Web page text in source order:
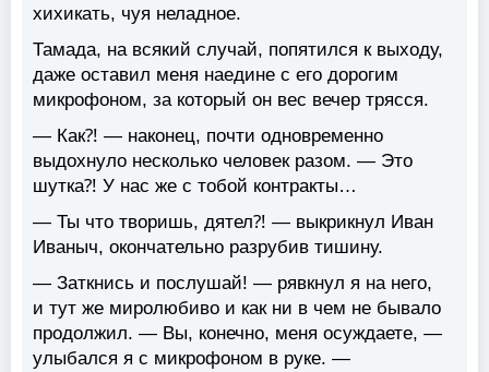
хихикать, чуя неладное.
Тамада, на всякий случай, попятился к выходу,
даже оставил меня наедине с его дорогим
микрофоном, за который он вес вечер трясся.
— Как⁈ — наконец, почти одновременно
выдохнуло несколько человек разом. — Это
шутка⁈ У нас же с тобой контракты…
— Ты что творишь, дятел⁈ — выкрикнул Иван
Иваныч, окончательно разрубив тишину.
— Заткнись и послушай! — рявкнул я на него,
и тут же миролюбиво и как ни в чем не бывало
продолжил. — Вы, конечно, меня осуждаете, —
улыбался я с микрофоном в руке. —